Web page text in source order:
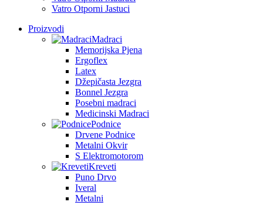
Vatro Otporni Jastuci
Proizvodi
Madraci
Memorijska Pjena
Ergoflex
Latex
Džepičasta Jezgra
Bonnel Jezgra
Posebni madraci
Medicinski Madraci
Podnice
Drvene Podnice
Metalni Okvir
S Elektromotorom
Kreveti
Puno Drvo
Iveral
Metalni